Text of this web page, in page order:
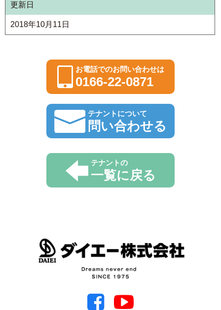
更新日
2018年10月11日
お電話でのお問い合わせは
0166-22-0871
テナントについて
問い合わせる
テナントの
一覧に戻る